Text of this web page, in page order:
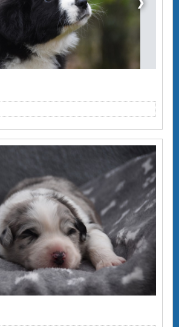
❯